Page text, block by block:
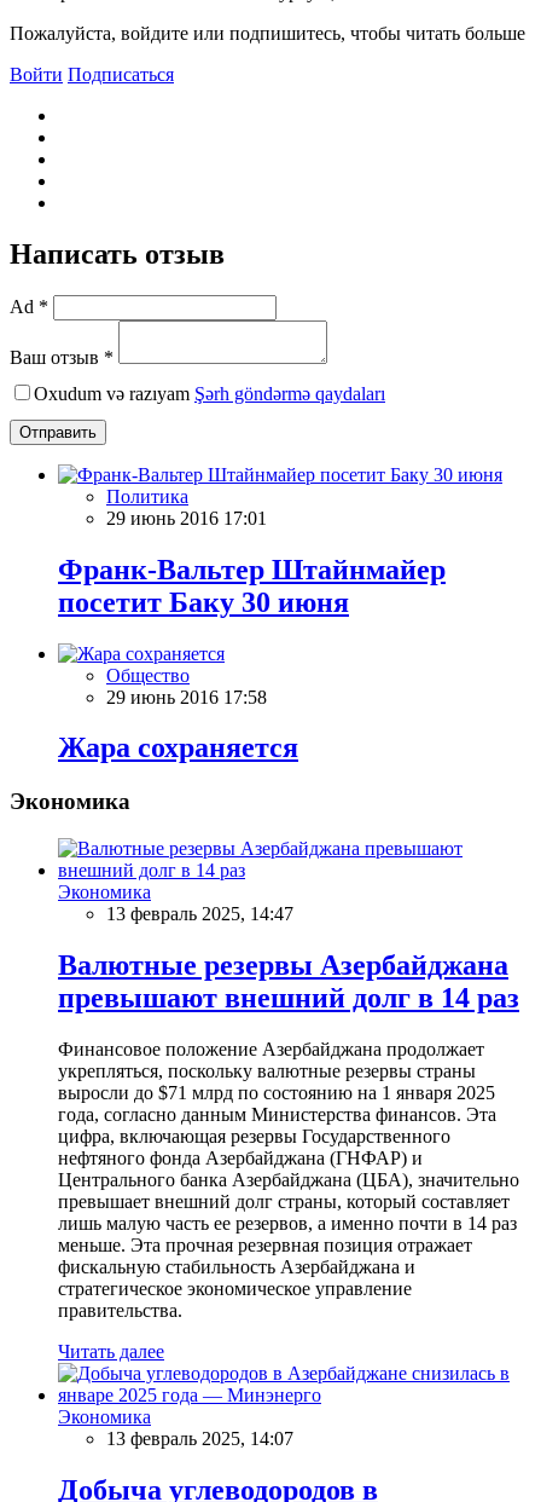
Пожалуйста, войдите или подпишитесь, чтобы читать больше
Войти Подписаться
Написать отзыв
Ad *
Ваш отзыв *
Oxudum və razıyam Şərh göndərmə qaydaları
Отправить
Политика
29 июнь 2016 17:01
Франк-Вальтер Штайнмайер
посетит Баку 30 июня
Общество
29 июнь 2016 17:58
Жара сохраняется
Экономика
Экономика
13 февраль 2025, 14:47
Валютные резервы Азербайджана
превышают внешний долг в 14 раз
Финансовое положение Азербайджана продолжает
укрепляться, поскольку валютные резервы страны
выросли до $71 млрд по состоянию на 1 января 2025
года, согласно данным Министерства финансов. Эта
цифра, включающая резервы Государственного
нефтяного фонда Азербайджана (ГНФАР) и
Центрального банка Азербайджана (ЦБА), значительно
превышает внешний долг страны, который составляет
лишь малую часть ее резервов, а именно почти в 14 раз
меньше. Эта прочная резервная позиция отражает
фискальную стабильность Азербайджана и
стратегическое экономическое управление
правительства.
Читать далее
Экономика
13 февраль 2025, 14:07
Добыча углеводородов в